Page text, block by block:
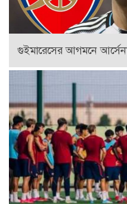
গুইমারেসের আগমনে